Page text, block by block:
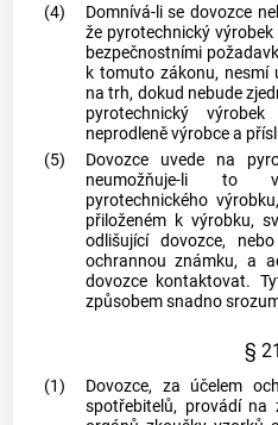
(4)
Domnívá-li se dovozce
že pyrotechnický výrobek
bezpečnostními
k tomuto zákonu, nesmí
na trh, dokud nebude
pyrotechnický výrobek
neprodleněvýrobcea
(5)
Dovozceuvede na
neumožňuje-li to
pyrotechnického výrobku
přiloženém k výrobku,
odlišujícídovozce,
ochrannou známku, a
dovozcekontaktovat.
způsobem snadno
§ 21
(1) Dovozce, za účelem
spotřebitelů, provádí na